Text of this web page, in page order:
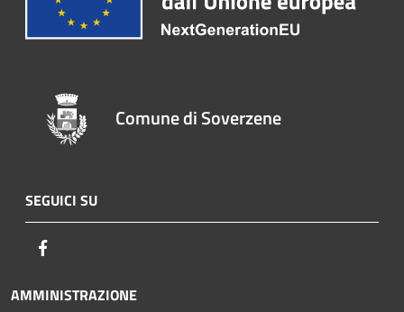
Comune di Soverzene
SEGUICI SU
AMMINISTRAZIONE